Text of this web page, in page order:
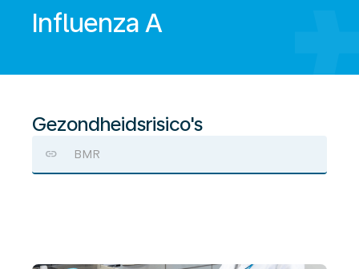
Influenza A
Gezondheidsrisico's
BMR
Influenza